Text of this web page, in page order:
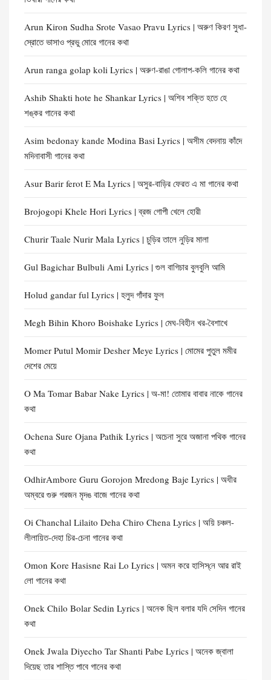
Arun Kiron Sudha Srote Vasao Pravu Lyrics | অরুণ কিরণ সুধা-
স্রোতে ভাসাও প্রভু মোরে গানের কথা
Arun ranga golap koli Lyrics | অরুণ-রাঙা গোলাপ-কলি গানের কথা
Ashib Shakti hote he Shankar Lyrics | অশিব শক্তি হতে হে
শঙ্কর গানের কথা
Asim bedonay kande Modina Basi Lyrics | অসীম বেদনায় কাঁদে
মদিনাবাসী গানের কথা
Asur Barir ferot E Ma Lyrics | অসুর-বাড়ির ফেরত এ মা গানের কথা
Brojogopi Khele Hori Lyrics | ব্রজ গোপী খেলে হোরী
Churir Taale Nurir Mala Lyrics | চুড়ির তালে নুড়ির মালা
Gul Bagichar Bulbuli Ami Lyrics | গুল বাগিচার বুলবুলি আমি
Holud gandar ful Lyrics | হলুদ গাঁদার ফুল
Megh Bihin Khoro Boishake Lyrics | মেঘ-বিহীন খর-বৈশাখে
Momer Putul Momir Desher Meye Lyrics | মোমের পুতুল মমীর
দেশের মেয়ে
O Ma Tomar Babar Nake Lyrics | অ-মা! তোমার বাবার নাকে গানের
কথা
Ochena Sure Ojana Pathik Lyrics | অচেনা সুরে অজানা পথিক গানের
কথা
OdhirAmbore Guru Gorojon Mredong Baje Lyrics | অধীর
অম্বরে গুরু গরজন মৃদঙ বাজে গানের কথা
Oi Chanchal Lilaito Deha Chiro Chena Lyrics | অয়ি চঞ্চল-
লীলায়িত-দেহা চির-চেনা গানের কথা
Omon Kore Hasisne Rai Lo Lyrics | অমন করে হাসিস্‌নে আর রাই
লো গানের কথা
Onek Chilo Bolar Sedin Lyrics | অনেক ছিল বলার যদি সেদিন গানের
কথা
Onek Jwala Diyecho Tar Shanti Pabe Lyrics | অনেক জ্বালা
দিয়েছ তার শাস্তি পাবে গানের কথা